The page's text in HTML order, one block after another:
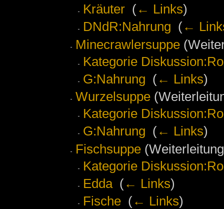
Kräuter‎ (← Links)
DNdR:Nahrung (←
Minecrawlersuppe
Kategorie
G:Nahrung (← Links)
Wurzelsuppe
Kategorie
G:Nahrung (← Links)
Fischsuppe
Kategorie
Edda‎ (← Links)
Fische‎ (← Links)